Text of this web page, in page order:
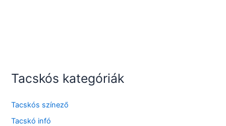
Tacskós kategóriák
Tacskós színező
Tacskó infó